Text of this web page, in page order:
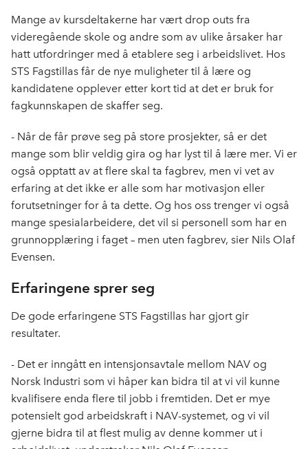
Mange av kursdeltakerne har vært drop outs fra
videregående skole og andre som av ulike årsaker har
hatt utfordringer med å etablere seg i arbeidslivet. Hos
STS Fagstillas får de nye muligheter til å lære og
kandidatene opplever etter kort tid at det er bruk for
fagkunnskapen de skaffer seg.
- Når de får prøve seg på store prosjekter, så er det
mange som blir veldig gira og har lyst til å lære mer. Vi er
også opptatt av at flere skal ta fagbrev, men vi vet av
erfaring at det ikke er alle som har motivasjon eller
forutsetninger for å ta dette. Og hos oss trenger vi også
mange spesialarbeidere, det vil si personell som har en
grunnopplæring i faget – men uten fagbrev, sier Nils Olaf
Evensen.
Erfaringene sprer seg
De gode erfaringene STS Fagstillas har gjort gir
resultater.
- Det er inngått en intensjonsavtale mellom NAV og
Norsk Industri som vi håper kan bidra til at vi vil kunne
kvalifisere enda flere til jobb i fremtiden. Det er mye
potensielt god arbeidskraft i NAV-systemet, og vi vil
gjerne bidra til at flest mulig av denne kommer ut i